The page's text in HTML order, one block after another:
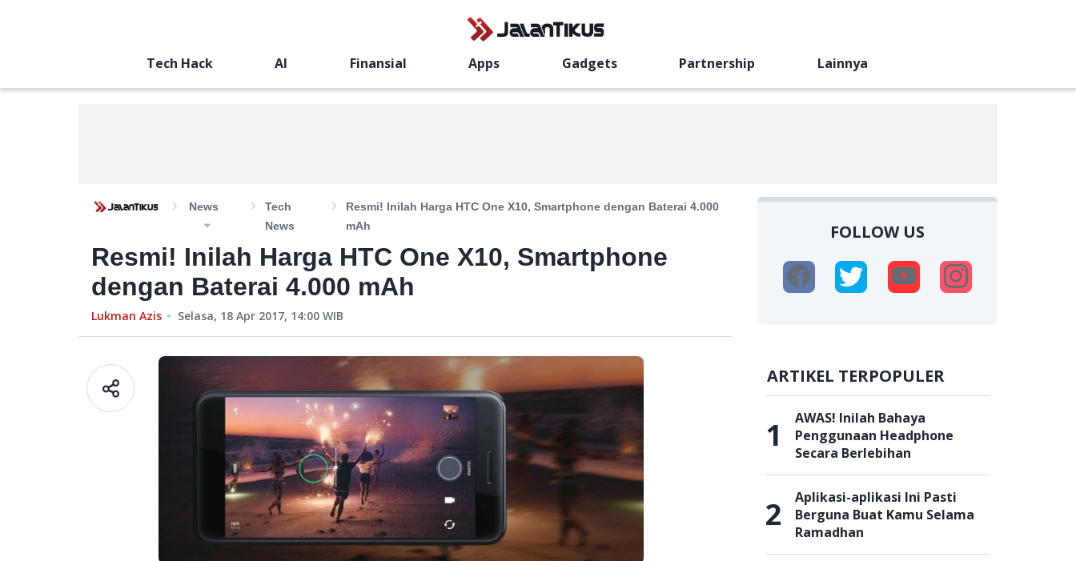
Tech Hack AI Finansial Apps Gadgets Partnership Lainnya
News
Tech
News
Resmi! Inilah Harga HTC One X10, Smartphone dengan Baterai 4.000
mAh
Resmi! Inilah Harga HTC One X10, Smartphone
dengan Baterai 4.000 mAh
Lukman Azis Selasa, 18 Apr 2017, 14:00 WIB
FOLLOW US
ARTIKEL TERPOPULER
1
AWAS! Inilah Bahaya
Penggunaan Headphone
Secara Berlebihan
2
Aplikasi-aplikasi Ini Pasti
Berguna Buat Kamu Selama
Ramadhan